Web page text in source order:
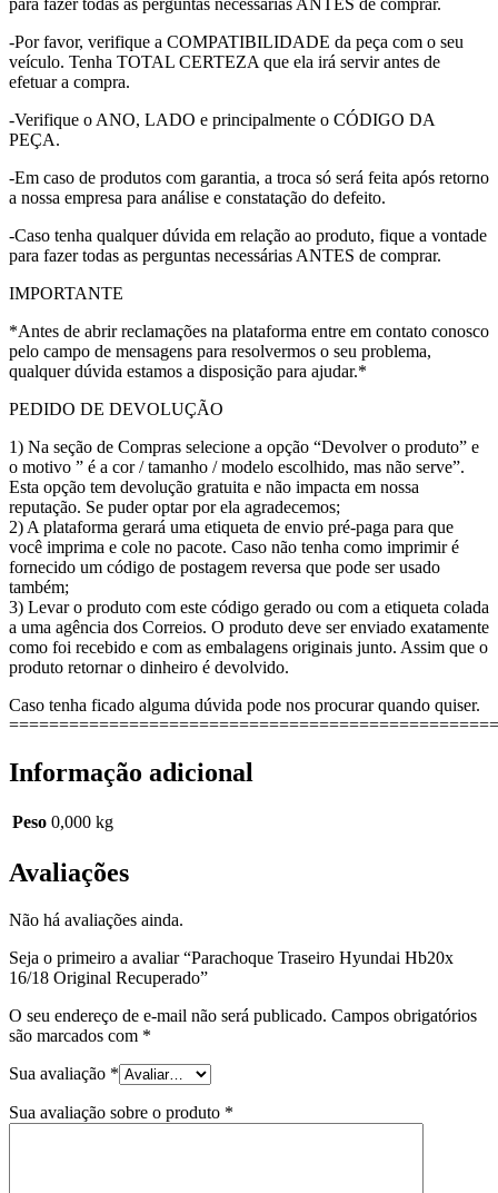
-Por favor, verifique a COMPATIBILIDADE da peça com o seu
veículo. Tenha TOTAL CERTEZA que ela irá servir antes de
efetuar a compra.
-Verifique o ANO, LADO e principalmente o CÓDIGO DA
PEÇA.
-Em caso de produtos com garantia, a troca só será feita após retorno
a nossa empresa para análise e constatação do defeito.
-Caso tenha qualquer dúvida em relação ao produto, fique a vontade
para fazer todas as perguntas necessárias ANTES de comprar.
IMPORTANTE
*Antes de abrir reclamações na plataforma entre em contato conosco
pelo campo de mensagens para resolvermos o seu problema,
qualquer dúvida estamos a disposição para ajudar.*
PEDIDO DE DEVOLUÇÃO
1) Na seção de Compras selecione a opção “Devolver o produto” e
o motivo ” é a cor / tamanho / modelo escolhido, mas não serve”.
Esta opção tem devolução gratuita e não impacta em nossa
reputação. Se puder optar por ela agradecemos;
2) A plataforma gerará uma etiqueta de envio pré-paga para que
você imprima e cole no pacote. Caso não tenha como imprimir é
fornecido um código de postagem reversa que pode ser usado
também;
3) Levar o produto com este código gerado ou com a etiqueta colada
a uma agência dos Correios. O produto deve ser enviado exatamente
como foi recebido e com as embalagens originais junto. Assim que o
produto retornar o dinheiro é devolvido.
Caso tenha ficado alguma dúvida pode nos procurar quando quiser.
Informação adicional
Peso 0,000 kg
Avaliações
Não há avaliações ainda.
Seja o primeiro a avaliar “Parachoque Traseiro Hyundai Hb20x
16/18 Original Recuperado”
O seu endereço de e-mail não será publicado. Campos obrigatórios
são marcados com *
Sua avaliação *
Sua avaliação sobre o produto *